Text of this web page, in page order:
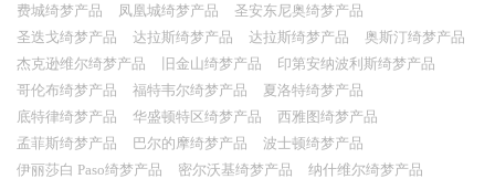
费城绮梦产品
凤凰城绮梦产品
圣安东尼奥绮梦产品
圣迭戈绮梦产品
达拉斯绮梦产品 达拉斯绮梦产品
奥斯汀绮梦产品
杰克逊维尔绮梦产品
旧金山绮梦产品
印第安纳波利斯绮梦产品
哥伦布绮梦产品
福特韦尔绮梦产品
夏洛特绮梦产品
底特律绮梦产品
华盛顿特区绮梦产品
西雅图绮梦产品
孟菲斯绮梦产品
巴尔的摩绮梦产品
波士顿绮梦产品
伊丽莎白 Paso绮梦产品
密尔沃基绮梦产品
纳什维尔绮梦产品